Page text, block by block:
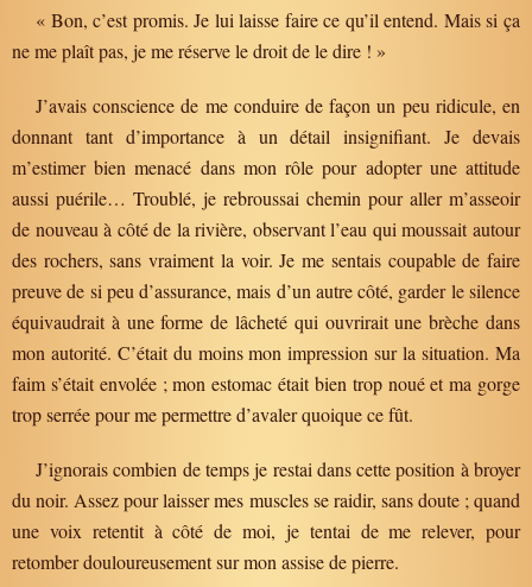
« Bon, c’est promis. Je lui laisse faire ce qu’il entend. Mais si ça
ne me plaît pas, je me réserve le droit de le dire ! »
J’avais conscience de me conduire de façon un peu ridicule, en
donnant tant d’importance à un détail insignifiant. Je devais
m’estimer bien menacé dans mon rôle pour adopter une attitude
aussi puérile… Troublé, je rebroussai chemin pour aller m’asseoir
de nouveau à côté de la rivière, observant l’eau qui moussait autour
des rochers, sans vraiment la voir. Je me sentais coupable de faire
preuve de si peu d’assurance, mais d’un autre côté, garder le silence
équivaudrait à une forme de lâcheté qui ouvrirait une brèche dans
mon autorité. C’était du moins mon impression sur la situation. Ma
faim s’était envolée ; mon estomac était bien trop noué et ma gorge
trop serrée pour me permettre d’avaler quoique ce fût.
J’ignorais combien de temps je restai dans cette position à broyer
du noir. Assez pour laisser mes muscles se raidir, sans doute ; quand
une voix retentit à côté de moi, je tentai de me relever, pour
retomber douloureusement sur mon assise de pierre.